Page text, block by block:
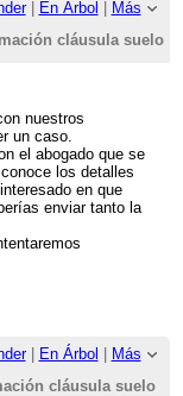
| En Árbol
Más
cláusula suelo
nuestros
un caso.
el abogado que se
los detalles
en que
enviar tanto la
| En Árbol
Más
cláusula suelo